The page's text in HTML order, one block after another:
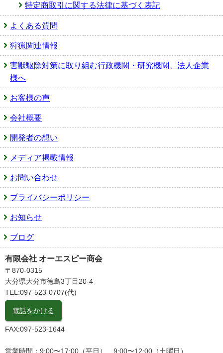
特定商取引に関する法律に基づく表記
よくある質問
狩猟関連情報
害獣駆除対策に取り組む行政機関・研究機関、法人企業
様へ
お客様の声
会社概要
開発者の想い
メディア掲載情報
お問い合わせ
プライバシーポリシー
お知らせ
ブログ
有限会社 オーエスピー商会
〒870-0315
大分県大分市徳島3丁目20-4
TEL:097-523-0707(代)
電話をかける
FAX:097-523-1644
営業時間：9:00〜17:00（平日）、9:00〜12:00（土曜日）